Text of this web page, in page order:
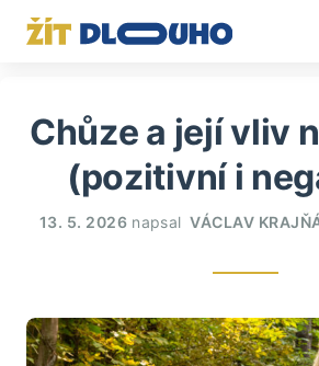
Chůze a její vliv
(pozitivní i
13. 5. 2026 napsal VÁCLAV